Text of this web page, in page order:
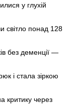
у глухій
світло понад 128
без деменції —
і стала зіркою
критику через